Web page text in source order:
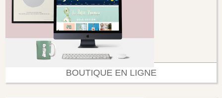
BOUTIQUE EN LIGNE